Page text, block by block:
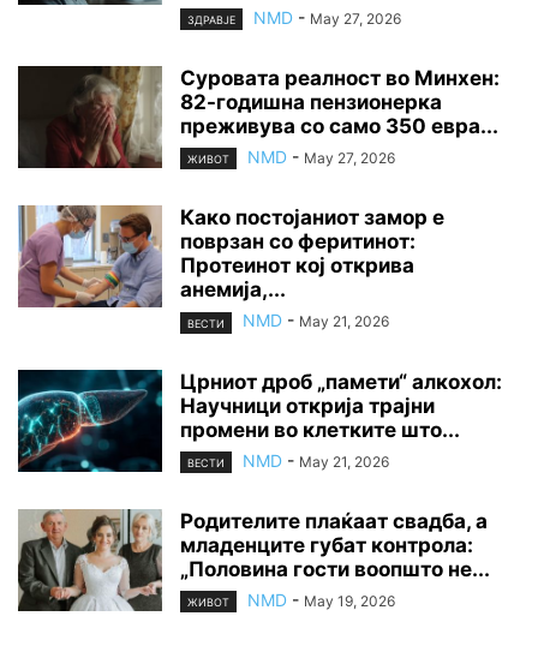
ЗДРАВЈЕ NMD - May 27, 2026
Суровата реалност во Минхен:
82-годишна пензионерка
преживува со само 350 евра...
ЖИВОТ NMD - May 27, 2026
Како постојаниот замор е
поврзан со феритинот:
Протеинот кој открива
анемија,...
ВЕСТИ NMD - May 21, 2026
Црниот дроб „памети“ алкохол:
Научници открија трајни
промени во клетките што...
ВЕСТИ NMD - May 21, 2026
Родителите плаќаат свадба, а
младенците губат контрола:
„Половина гости воопшто не...
ЖИВОТ NMD - May 19, 2026